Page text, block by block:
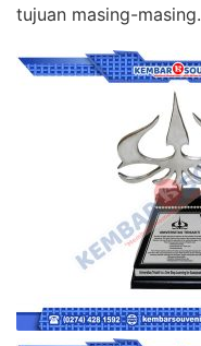
tujuan masing-masing.